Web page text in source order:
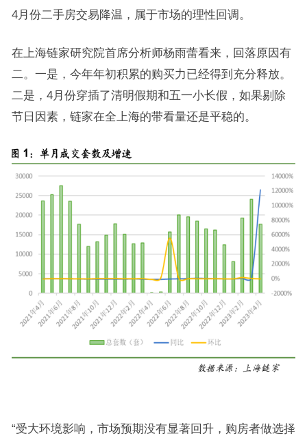
4月份二手房交易降温，属于市场的理性回调。
在上海链家研究院首席分析师杨雨蕾看来，回落原因有
二。一是，今年年初积累的购买力已经得到充分释放。
二是，4月份穿插了清明假期和五一小长假，如果剔除
节日因素，链家在全上海的带看量还是平稳的。
“受大环境影响，市场预期没有显著回升，购房者做选择